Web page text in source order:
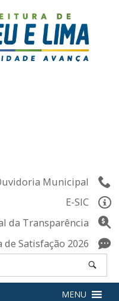
Municipal
E-SIC
da Transparência
de Satisfação 2026
MENU